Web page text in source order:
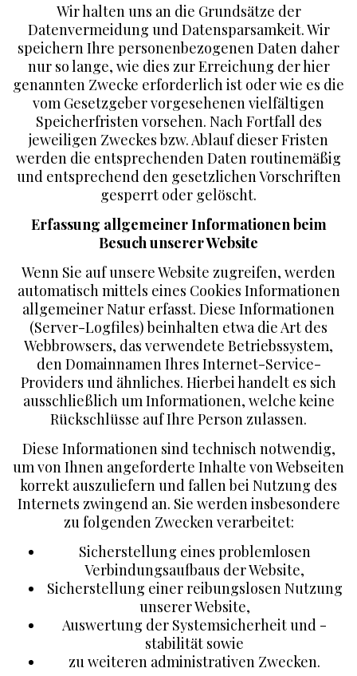
Wir halten uns an die Grundsätze der
Datenvermeidung und Datensparsamkeit. Wir
speichern Ihre personenbezogenen Daten daher
nur so lange, wie dies zur Erreichung der hier
genannten Zwecke erforderlich ist oder wie es die
vom Gesetzgeber vorgesehenen vielfältigen
Speicherfristen vorsehen. Nach Fortfall des
jeweiligen Zweckes bzw. Ablauf dieser Fristen
werden die entsprechenden Daten routinemäßig
und entsprechend den gesetzlichen Vorschriften
gesperrt oder gelöscht.
Erfassung allgemeiner Informationen beim
Besuch unserer Website
Wenn Sie auf unsere Website zugreifen, werden
automatisch mittels eines Cookies Informationen
allgemeiner Natur erfasst. Diese Informationen
(Server-Logfiles) beinhalten etwa die Art des
Webbrowsers, das verwendete Betriebssystem,
den Domainnamen Ihres Internet-Service-
Providers und ähnliches. Hierbei handelt es sich
ausschließlich um Informationen, welche keine
Rückschlüsse auf Ihre Person zulassen.
Diese Informationen sind technisch notwendig,
um von Ihnen angeforderte Inhalte von Webseiten
korrekt auszuliefern und fallen bei Nutzung des
Internets zwingend an. Sie werden insbesondere
zu folgenden Zwecken verarbeitet:
Sicherstellung eines problemlosen
Verbindungsaufbaus der Website,
Sicherstellung einer reibungslosen Nutzung
unserer Website,
Auswertung der Systemsicherheit und -
stabilität sowie
zu weiteren administrativen Zwecken.